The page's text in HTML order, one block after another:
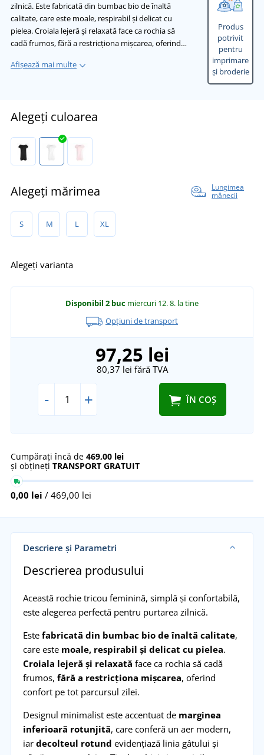
zilnică. Este fabricată din bumbac bio de înaltă
calitate, care este moale, respirabil și delicat cu
pielea. Croiala lejeră și relaxată face ca rochia să
cadă frumos, fără a restricționa mișcarea, oferind…
Afișează mai multe
Produs
potrivit
pentru
imprimare
și broderie
Alegeți culoarea
Alegeți mărimea
Lungimea
mânecii
S M L XL
Alegeți varianta
Disponibil 2 buc miercuri 12. 8. la tine
Opțiuni de transport
97,25 lei
80,37 lei fără TVA
- + ÎN COȘ
Cumpărați încă de 469,00 lei
și obțineți TRANSPORT GRATUIT
0,00 lei / 469,00 lei
Descriere și Parametri
Descrierea produsului
Această rochie tricou feminină, simplă și confortabilă,
este alegerea perfectă pentru purtarea zilnică.
Este fabricată din bumbac bio de înaltă calitate,
care este moale, respirabil și delicat cu pielea.
Croiala lejeră și relaxată face ca rochia să cadă
frumos, fără a restricționa mișcarea, oferind
confort pe tot parcursul zilei.
Designul minimalist este accentuat de marginea
inferioară rotunjită, care conferă un aer modern,
iar decolteul rotund evidențiază linia gâtului și